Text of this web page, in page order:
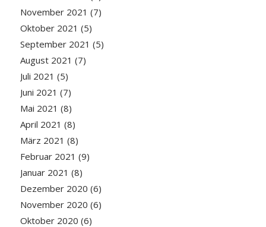
November 2021 (7)
Oktober 2021 (5)
September 2021 (5)
August 2021 (7)
Juli 2021 (5)
Juni 2021 (7)
Mai 2021 (8)
April 2021 (8)
März 2021 (8)
Februar 2021 (9)
Januar 2021 (8)
Dezember 2020 (6)
November 2020 (6)
Oktober 2020 (6)